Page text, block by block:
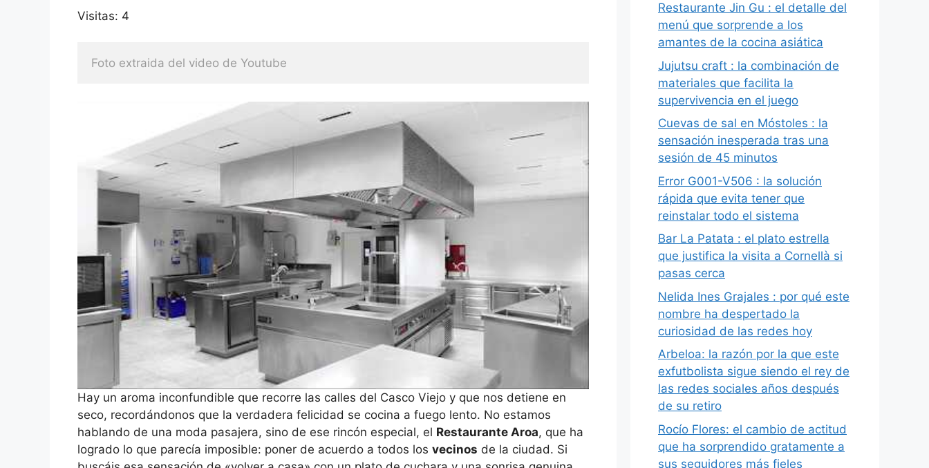
Visitas: 4
Foto extraida del video de Youtube
Hay un aroma inconfundible que recorre las calles del Casco Viejo y que nos detiene en
seco, recordándonos que la verdadera felicidad se cocina a fuego lento. No estamos
hablando de una moda pasajera, sino de ese rincón especial, el Restaurante Aroa, que ha
logrado lo que parecía imposible: poner de acuerdo a todos los vecinos de la ciudad. Si
Restaurante Jin Gu : el detalle del
menú que sorprende a los
amantes de la cocina asiática
Jujutsu craft : la combinación de
materiales que facilita la
supervivencia en el juego
Cuevas de sal en Móstoles : la
sensación inesperada tras una
sesión de 45 minutos
Error G001-V506 : la solución
rápida que evita tener que
reinstalar todo el sistema
Bar La Patata : el plato estrella
que justifica la visita a Cornellà si
pasas cerca
Nelida Ines Grajales : por qué este
nombre ha despertado la
curiosidad de las redes hoy
Arbeloa: la razón por la que este
exfutbolista sigue siendo el rey de
las redes sociales años después
de su retiro
Rocío Flores: el cambio de actitud
que ha sorprendido gratamente a
sus seguidores más fieles